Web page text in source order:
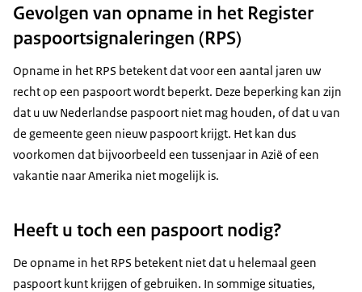
Gevolgen van opname in het Register
paspoortsignaleringen (RPS)
Opname in het RPS betekent dat voor een aantal jaren uw
recht op een paspoort wordt beperkt. Deze beperking kan zijn
dat u uw Nederlandse paspoort niet mag houden, of dat u van
de gemeente geen nieuw paspoort krijgt. Het kan dus
voorkomen dat bijvoorbeeld een tussenjaar in Azië of een
vakantie naar Amerika niet mogelijk is.
Heeft u toch een paspoort nodig?
De opname in het RPS betekent niet dat u helemaal geen
paspoort kunt krijgen of gebruiken. In sommige situaties,